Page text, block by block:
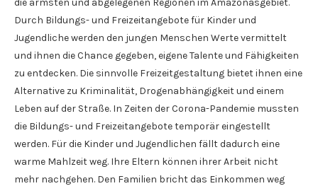
Durch Bildungs- und Freizeitangebote für Kinder und
Jugendliche werden den jungen Menschen Werte vermittelt
und ihnen die Chance gegeben, eigene Talente und Fähigkeiten
zu entdecken. Die sinnvolle Freizeitgestaltung bietet ihnen eine
Alternative zu Kriminalität, Drogenabhängigkeit und einem
Leben auf der Straße. In Zeiten der Corona-Pandemie mussten
die Bildungs- und Freizeitangebote temporär eingestellt
werden. Für die Kinder und Jugendlichen fällt dadurch eine
warme Mahlzeit weg. Ihre Eltern können ihrer Arbeit nicht
mehr nachgehen. Den Familien bricht das Einkommen weg